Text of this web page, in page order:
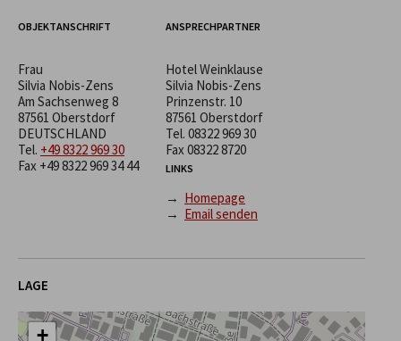
OBJEKTANSCHRIFT
Frau
Silvia Nobis-Zens
Am Sachsenweg 8
87561 Oberstdorf
DEUTSCHLAND
Tel. +49 8322 969 30
Fax +49 8322 969 34 44
ANSPRECHPARTNER
Hotel Weinklause
Silvia Nobis-Zens
Prinzenstr. 10
87561 Oberstdorf
Tel. 08322 969 30
Fax 08322 8720
LINKS
→ Homepage
→ Email senden
LAGE
+